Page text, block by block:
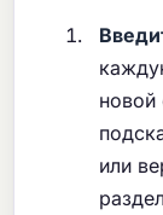
или